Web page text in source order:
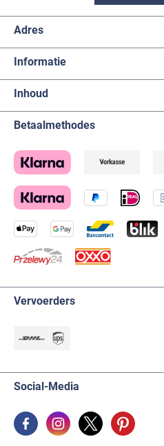
Adres
Informatie
Inhoud
Betaalmethodes
Vervoerders
Social-Media